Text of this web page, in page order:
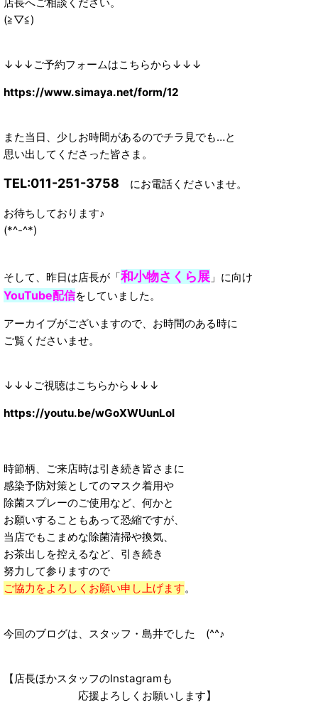
(≧▽≦)
↓↓↓ご予約フォームはこちらから↓↓↓
https://www.simaya.net/form/12
また当日、少しお時間があるのでチラ見でも…と
思い出してくださった皆さま。
TEL:011-251-3758 にお電話くださいませ。
お待ちしております♪
(*^-^*)
そして、昨日は店長が「和小物さくら展 」に向け
YouTube配信をしていました。
アーカイブがございますので、お時間のある時に
ご覧くださいませ。
↓↓↓ご視聴はこちらから↓↓↓
https://youtu.be/wGoXWUunLoI
時節柄、ご来店時は引き続き皆さまに
感染予防対策としてのマスク着用や
除菌スプレーのご使用など、何かと
お願いすることもあって恐縮ですが、
当店でもこまめな除菌清掃や換気、
お茶出しを控えるなど、引き続き
努力して参りますので
ご協力をよろしくお願い申し上げます。
今回のブログは、スタッフ・島井でした (^^♪
【店長ほかスタッフのInstagramも
応援よろしくお願いします】